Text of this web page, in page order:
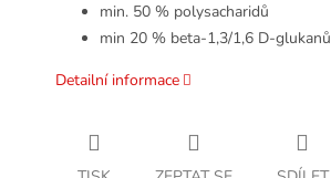
min. 50 % polysacharidů
min 20 % beta-1,3/1,6 D-glukanů
Detailní informace